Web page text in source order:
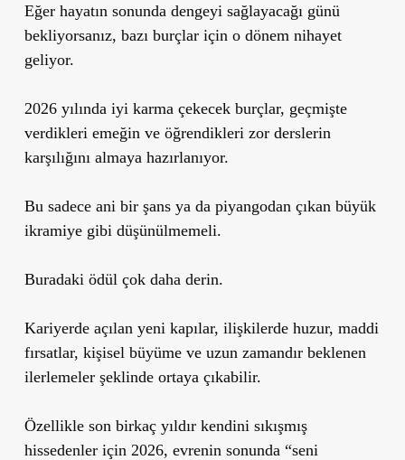
Eğer hayatın sonunda dengeyi sağlayacağı günü
bekliyorsanız, bazı burçlar için o dönem nihayet
geliyor.
2026 yılında iyi karma çekecek burçlar, geçmişte
verdikleri emeğin ve öğrendikleri zor derslerin
karşılığını almaya hazırlanıyor.
Bu sadece ani bir şans ya da piyangodan çıkan büyük
ikramiye gibi düşünülmemeli.
Buradaki ödül çok daha derin.
Kariyerde açılan yeni kapılar, ilişkilerde huzur, maddi
fırsatlar, kişisel büyüme ve uzun zamandır beklenen
ilerlemeler şeklinde ortaya çıkabilir.
Özellikle son birkaç yıldır kendini sıkışmış
hissedenler için 2026, evrenin sonunda “seni